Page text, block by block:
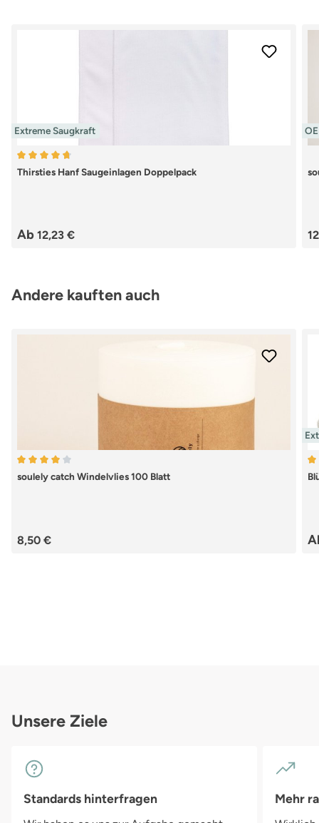
Extreme Saugkraft
Durchschnittliche Bewertung von 4.79 von 5 Sternen
Thirsties Hanf Saugeinlagen Doppelpack
Regulärer Preis:
Ab 12,23 €
Produktgalerie überspringen
Andere kauften auch
Durchschnittliche Bewertung von 4 von 5 Sternen
soulely catch Windelvlies 100 Blatt
Regulärer Preis:
8,50 €
Unsere Ziele
Standards hinterfragen Mehr